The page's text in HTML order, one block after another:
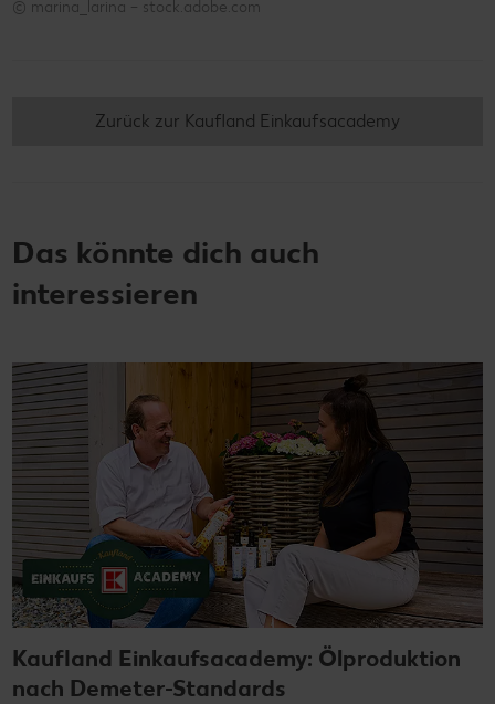
© marina_larina – stock.adobe.com
Zurück zur Kaufland Einkaufsacademy
Das könnte dich auch
interessieren
Kaufland Einkaufsacademy: Ölproduktion
nach Demeter-Standards